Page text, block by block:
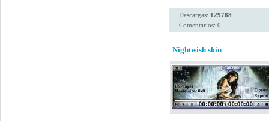
Descargas: 129788
Comentarios: 0
Nightwish skin